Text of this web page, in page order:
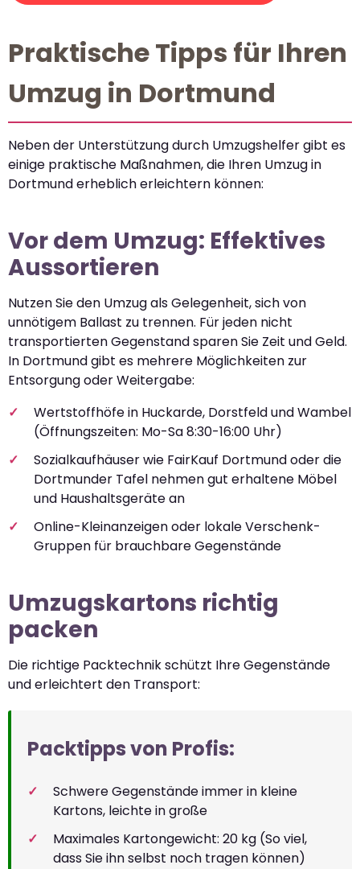
Praktische Tipps für Ihren
Umzug in Dortmund
Neben der Unterstützung durch Umzugshelfer gibt es
einige praktische Maßnahmen, die Ihren Umzug in
Dortmund erheblich erleichtern können:
Vor dem Umzug: Effektives
Aussortieren
Nutzen Sie den Umzug als Gelegenheit, sich von
unnötigem Ballast zu trennen. Für jeden nicht
transportierten Gegenstand sparen Sie Zeit und Geld.
In Dortmund gibt es mehrere Möglichkeiten zur
Entsorgung oder Weitergabe:
Wertstoffhöfe in Huckarde, Dorstfeld und Wambel
(Öffnungszeiten: Mo-Sa 8:30-16:00 Uhr)
Sozialkaufhäuser wie FairKauf Dortmund oder die
Dortmunder Tafel nehmen gut erhaltene Möbel
und Haushaltsgeräte an
Online-Kleinanzeigen oder lokale Verschenk-
Gruppen für brauchbare Gegenstände
Umzugskartons richtig
packen
Die richtige Packtechnik schützt Ihre Gegenstände
und erleichtert den Transport:
Packtipps von Profis:
Schwere Gegenstände immer in kleine
Kartons, leichte in große
Maximales Kartongewicht: 20 kg (So viel,
dass Sie ihn selbst noch tragen können)